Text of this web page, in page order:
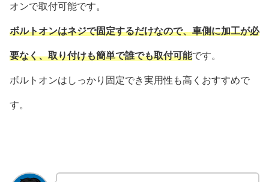
オンで取付可能です。
ボルトオンはネジで固定するだけなので、車側に加工が必
要なく、取り付けも簡単で誰でも取付可能です。
ボルトオンはしっかり固定でき実用性も高くおすすめで
す。